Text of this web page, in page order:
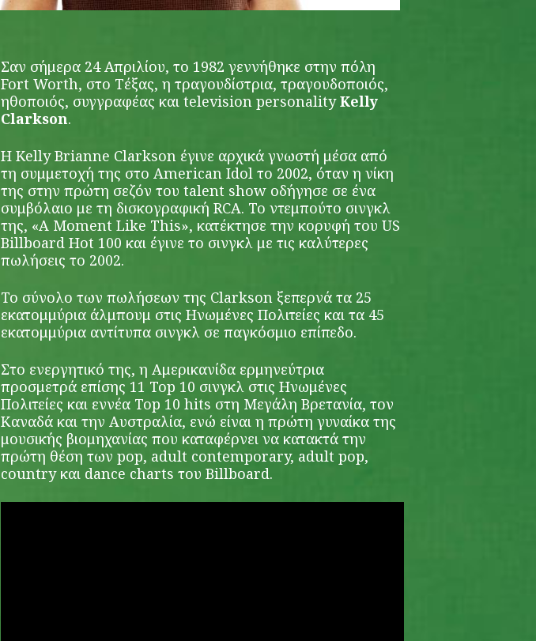
Σαν σήμερα 24 Απριλίου, το 1982 γεννήθηκε στην πόλη
Fort Worth, στο Τέξας, η τραγουδίστρια, τραγουδοποιός,
ηθοποιός, συγγραφέας και television personalityKelly
Clarkson.
Η Kelly Brianne Clarkson έγινε αρχικά γνωστή μέσα από
τη συμμετοχή της στο American Idol το 2002, όταν η νίκη
της στην πρώτη σεζόν του talent show οδήγησε σε ένα
συμβόλαιο με τη δισκογραφική RCA. Το ντεμπούτο σινγκλ
της, «A Moment Like This», κατέκτησε την κορυφή του US
Billboard Hot 100 και έγινε το σινγκλ με τις καλύτερες
πωλήσεις το 2002.
Το σύνολο των πωλήσεων της Clarkson ξεπερνά τα 25
εκατομμύρια άλμπουμ στις Ηνωμένες Πολιτείες και τα 45
εκατομμύρια αντίτυπα σινγκλ σε παγκόσμιο επίπεδο.
Στο ενεργητικό της, η Αμερικανίδα ερμηνεύτρια
προσμετρά επίσης 11 Top 10 σινγκλ στις Ηνωμένες
Πολιτείες και εννέα Top 10 hits στη Μεγάλη Βρετανία, τον
Καναδά και την Αυστραλία, ενώ είναι η πρώτη γυναίκα της
μουσικής βιομηχανίας που καταφέρνει να κατακτά την
πρώτη θέση των pop, adult contemporary, adult pop,
country και dance charts του Billboard.